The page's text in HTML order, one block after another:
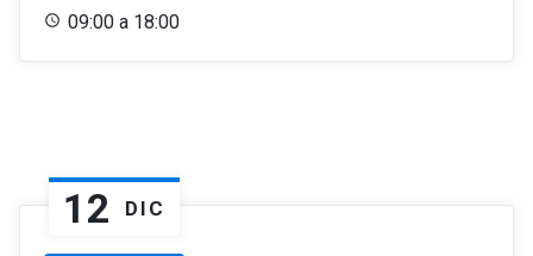
09:00 a 18:00
12 DIC